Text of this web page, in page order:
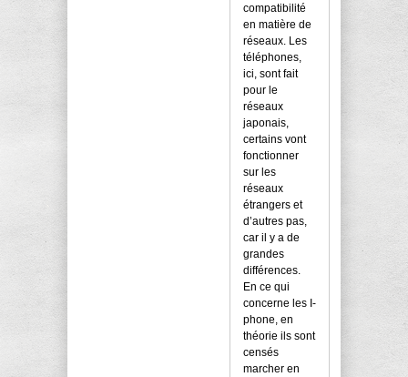
compatibilité
en matière de
réseaux. Les
téléphones,
ici, sont fait
pour le
réseaux
japonais,
certains vont
fonctionner
sur les
réseaux
étrangers et
d’autres pas,
car il y a de
grandes
différences.
En ce qui
concerne les I-
phone, en
théorie ils sont
censés
marcher en